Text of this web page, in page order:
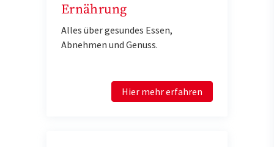
Ernährung
Alles über gesundes Essen,
Abnehmen und Genuss.
Hier mehr erfahren